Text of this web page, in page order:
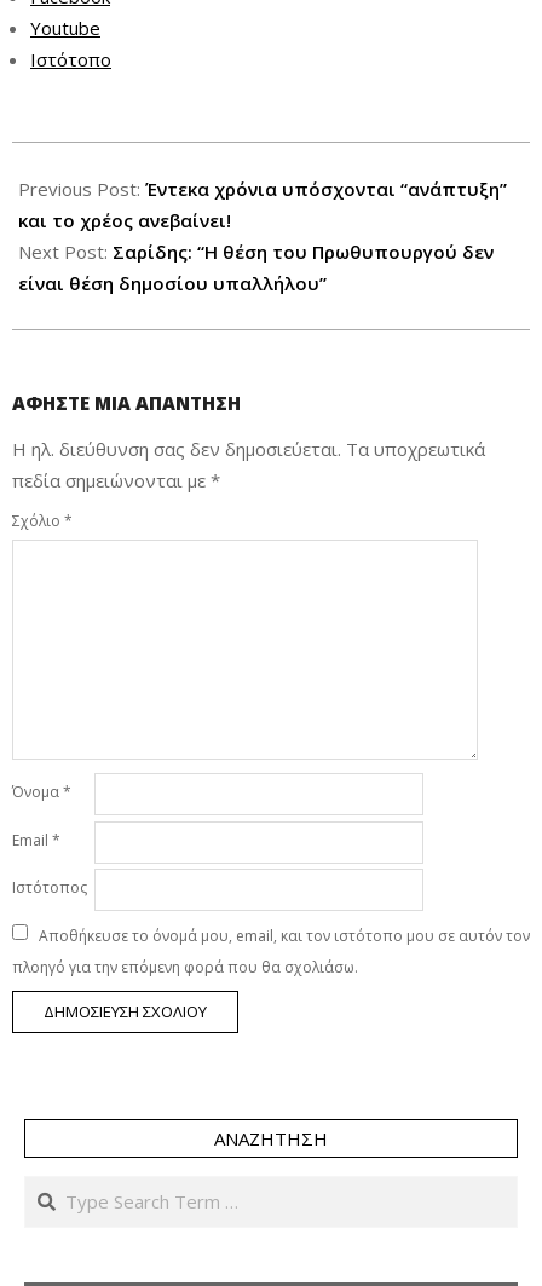
Youtube
Ιστότοπο
08-
03
Previous Post: Έντεκα χρόνια υπόσχονται “ανάπτυξη”
και το χρέος ανεβαίνει!
Next Post: Σαρίδης: “Η θέση του Πρωθυπουργού δεν
είναι θέση δημοσίου υπαλλήλου”
ΑΦΉΣΤΕ ΜΙΑ ΑΠΆΝΤΗΣΗ
Η ηλ. διεύθυνση σας δεν δημοσιεύεται. Τα υποχρεωτικά
πεδία σημειώνονται με *
Σχόλιο *
Όνομα*
Email *
Ιστότοπος
Αποθήκευσε το όνομά μου, email, και τον ιστότοπο μου σε αυτόν τον
πλοηγό για την επόμενη φορά που θα σχολιάσω.
ΑΝΑΖΉΤΗΣΗ
Search